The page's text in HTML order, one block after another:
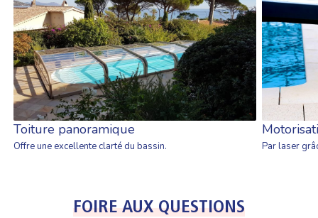
Toiture panoramique
Offre une excellente clarté du bassin. Par laser
FOIRE AUX QUESTIONS